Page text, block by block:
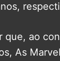
ao
As